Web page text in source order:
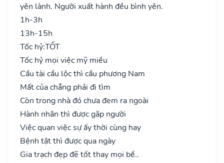
yên lành. Người xuất hành đều bình yên.
1h-3h
13h-15h
Tốc hỷ:TỐT
Tốc hỷ mọi việc mỹ miều
Cầu tài cầu lộc thì cầu phương Nam
Mất của chẳng phải đi tìm
Còn trong nhà đó chưa đem ra ngoài
Hành nhân thì được gặp người
Việc quan việc sự ấy thời cùng hay
Bệnh tật thì được qua ngày
Gia trạch đẹp đẽ tốt thay mọi bề..